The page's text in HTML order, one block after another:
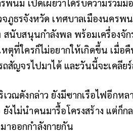
จภูธรจังหวัด เทศบาลเมืองนคร
นับสนุนกำลังพล พร้อมเครื่องจั
ตุที่ใครก็ไม่อยากให้เกิดขึ้น เมื่อ
ถสัญจรไปมาได้ และวันนี้จะเคลีย
วณดังกล่าว ยังมีซากเรือไฟอีกหล
ยังไม่นำคนมารื้อโครงสร้าง แต่ก็
ออกกำลังกายกัน